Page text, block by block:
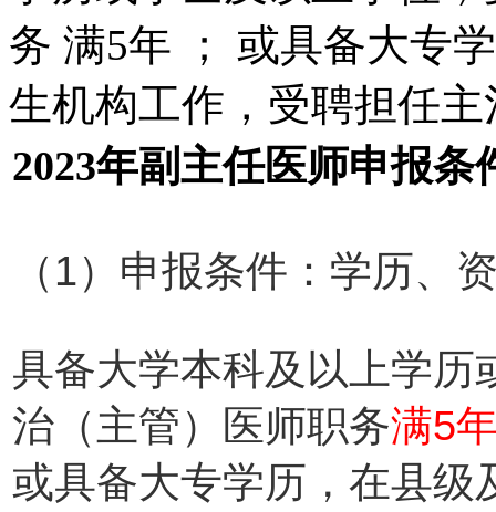
务 满5年 ； 或具备大专
生机构工作，受聘担任
2023年副主任医师申报条
（1）申报条件：学历、
具备大学本科及以上学历
治（主管）医师职务满5
或具备大专学历，在县级